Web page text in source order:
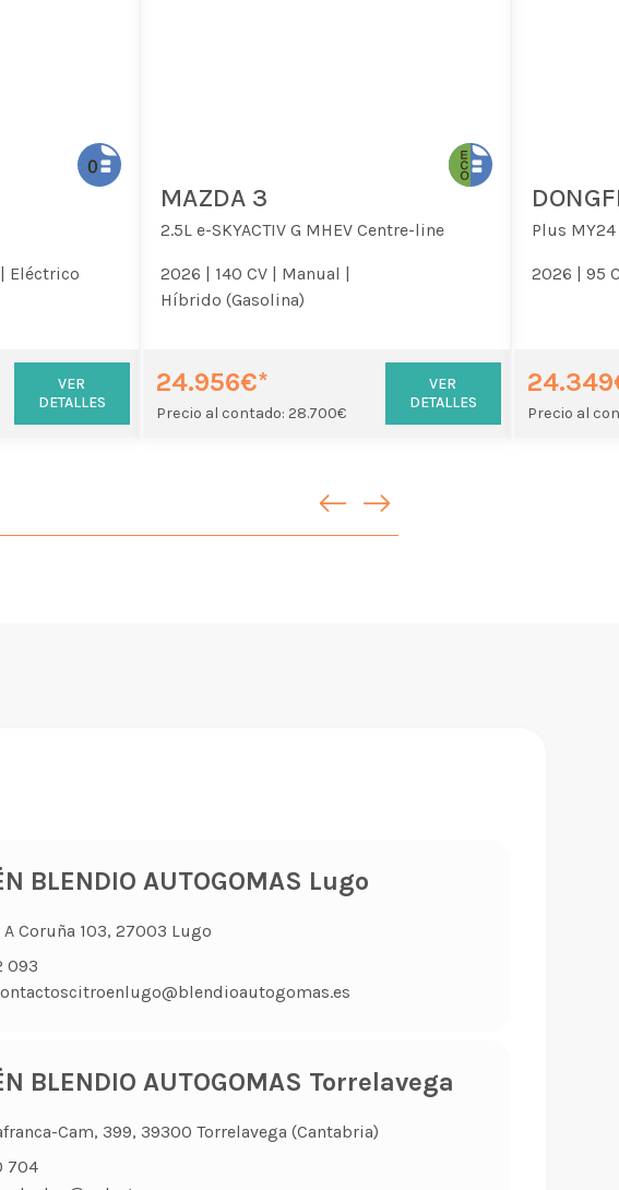
Eléctrico
VER
DETALLES
MAZDA 3
2.5L e-SKYACTIV G MHEV Centre-line
2026 | 140 CV |
Manual |
Híbrido (Gasolina)
24.956€*
Precio al contado: 28.700€
VER
DETALLES
Plus MY24
2026 | 95
Precio al
BLENDIO AUTOGOMAS Lugo
Coruña 103, 27003 Lugo
093
BLENDIO AUTOGOMAS Torrelavega
Cam, 399, 39300 Torrelavega (Cantabria)
704